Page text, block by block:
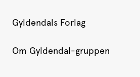
Gyldendals Forlag
Om Gyldendal-gruppen